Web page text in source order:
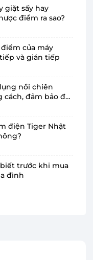
H074SV-BK
không bị
dài. Thân
máy
giặt sấy hay
điểm ra sao?
của máy
và gián tiếp
nồi chiên
cách, đảm bảo độ
điện Tiger Nhật
trước khi mua
đình